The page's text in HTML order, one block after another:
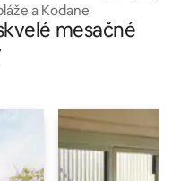
a Kodane
mesačné